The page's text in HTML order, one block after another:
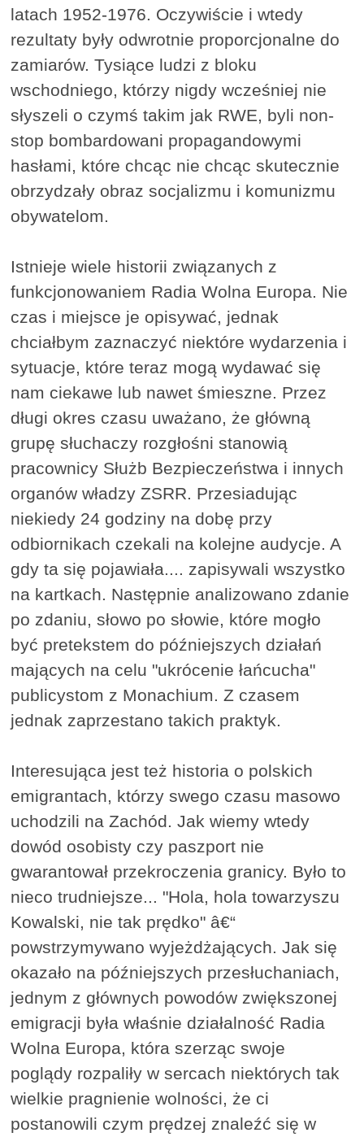
latach 1952-1976. Oczywiście i wtedy
rezultaty były odwrotnie proporcjonalne do
zamiarów. Tysiące ludzi z bloku
wschodniego, którzy nigdy wcześniej nie
słyszeli o czymś takim jak RWE, byli non-
stop bombardowani propagandowymi
hasłami, które chcąc nie chcąc skutecznie
obrzydzały obraz socjalizmu i komunizmu
obywatelom.
Istnieje wiele historii związanych z
funkcjonowaniem Radia Wolna Europa. Nie
czas i miejsce je opisywać, jednak
chciałbym zaznaczyć niektóre wydarzenia i
sytuacje, które teraz mogą wydawać się
nam ciekawe lub nawet śmieszne. Przez
długi okres czasu uważano, że główną
grupę słuchaczy rozgłośni stanowią
pracownicy Służb Bezpieczeństwa i innych
organów władzy ZSRR. Przesiadując
niekiedy 24 godziny na dobę przy
odbiornikach czekali na kolejne audycje. A
gdy ta się pojawiała.... zapisywali wszystko
na kartkach. Następnie analizowano zdanie
po zdaniu, słowo po słowie, które mogło
być pretekstem do późniejszych działań
mających na celu "ukrócenie łańcucha"
publicystom z Monachium. Z czasem
jednak zaprzestano takich praktyk.
Interesująca jest też historia o polskich
emigrantach, którzy swego czasu masowo
uchodzili na Zachód. Jak wiemy wtedy
dowód osobisty czy paszport nie
gwarantował przekroczenia granicy. Było to
nieco trudniejsze... "Hola, hola towarzyszu
Kowalski, nie tak prędko" â€“
powstrzymywano wyjeżdżających. Jak się
okazało na późniejszych przesłuchaniach,
jednym z głównych powodów zwiększonej
emigracji była właśnie działalność Radia
Wolna Europa, która szerząc swoje
poglądy rozpaliły w sercach niektórych tak
wielkie pragnienie wolności, że ci
postanowili czym prędzej znaleźć się w